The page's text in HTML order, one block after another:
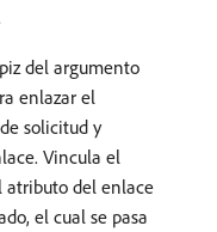
del argumento
enlazar el
solicitud y
Vincula el
atributo del enlace
el cual se pasa